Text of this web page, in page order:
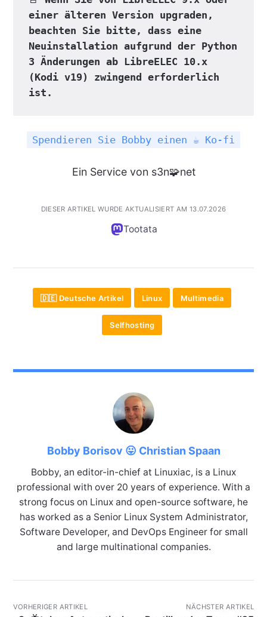
einer älteren Version upgraden,
beachten Sie bitte, dass eine
Neuinstallation aufgrund der Python
3 Änderungen ab LibreELEC 10.x
(Kodi v19) zwingend erforderlich
ist.
Spendieren Sie Bobby einen ☕ Ko-fi
Ein Service von s3n🧩net
DIESER ARTIKEL WURDE AKTUALISIERT AM 13.07.2026
Tootata
🇩🇪 Deutsche Artikel Linux Multimedia
Selfhosting
Bobby Borisov 😛 Christian Spaan
Bobby, an editor-in-chief at Linuxiac, is a Linux
professional with over 20 years of experience. With a
strong focus on Linux and open-source software, he
has worked as a Senior Linux System Administrator,
Software Developer, and DevOps Engineer for small
and large multinational companies.
VORHERIGER ARTIKEL NÄCHSTER ARTIKEL